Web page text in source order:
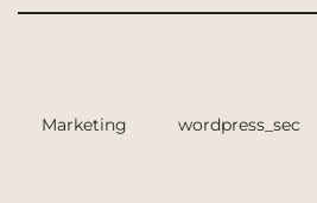
Marketing wordpress_sec